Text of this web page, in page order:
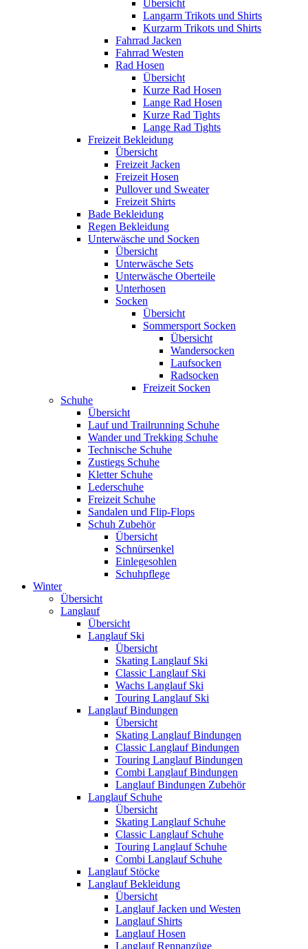
Übersicht
Langarm Trikots und Shirts
Kurzarm Trikots und Shirts
Fahrrad Jacken
Fahrrad Westen
Rad Hosen
Übersicht
Kurze Rad Hosen
Lange Rad Hosen
Kurze Rad Tights
Lange Rad Tights
Freizeit Bekleidung
Übersicht
Freizeit Jacken
Freizeit Hosen
Pullover und Sweater
Freizeit Shirts
Bade Bekleidung
Regen Bekleidung
Unterwäsche und Socken
Übersicht
Unterwäsche Sets
Unterwäsche Oberteile
Unterhosen
Socken
Übersicht
Sommersport Socken
Übersicht
Wandersocken
Laufsocken
Radsocken
Freizeit Socken
Schuhe
Übersicht
Lauf und Trailrunning Schuhe
Wander und Trekking Schuhe
Technische Schuhe
Zustiegs Schuhe
Kletter Schuhe
Lederschuhe
Freizeit Schuhe
Sandalen und Flip-Flops
Schuh Zubehör
Übersicht
Schnürsenkel
Einlegesohlen
Schuhpflege
Winter
Übersicht
Langlauf
Übersicht
Langlauf Ski
Übersicht
Skating Langlauf Ski
Classic Langlauf Ski
Wachs Langlauf Ski
Touring Langlauf Ski
Langlauf Bindungen
Übersicht
Skating Langlauf Bindungen
Classic Langlauf Bindungen
Touring Langlauf Bindungen
Combi Langlauf Bindungen
Langlauf Bindungen Zubehör
Langlauf Schuhe
Übersicht
Skating Langlauf Schuhe
Classic Langlauf Schuhe
Touring Langlauf Schuhe
Combi Langlauf Schuhe
Langlauf Stöcke
Langlauf Bekleidung
Übersicht
Langlauf Jacken und Westen
Langlauf Shirts
Langlauf Hosen
Langlauf Rennanzüge